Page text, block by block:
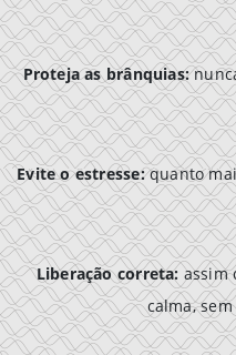
Proteja as brânquias:
Evite o estresse:quanto
Liberação correta: assim
calma,